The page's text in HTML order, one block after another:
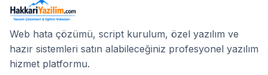
Web hata çözümü, script kurulum, özel yazılım ve
hazır sistemleri satın alabileceğiniz profesyonel yazılım
hizmet platformu.